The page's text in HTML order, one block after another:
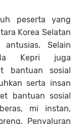
peserta yang
Korea Selatan
Selain
Kepri juga
bantuan sosial
serta insan
bantuan sosial
mi instan,
Penyaluran